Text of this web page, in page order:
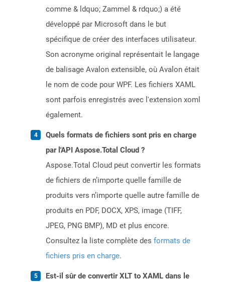
comme & ldquo; Zammel & rdquo;) a été
développé par Microsoft dans le but
spécifique de créer des interfaces utilisateur.
Son acronyme original représentait le langage
de balisage Avalon extensible, où Avalon était
le nom de code pour WPF. Les fichiers XAML
sont parfois enregistrés avec l'extension xoml
également.
Quels formats de fichiers sont pris en charge
par l'API Aspose.Total Cloud ?
Aspose.Total Cloud peut convertir les formats
de fichiers de n’importe quelle famille de
produits vers n’importe quelle autre famille de
produits en PDF, DOCX, XPS, image (TIFF,
JPEG, PNG BMP), MD et plus encore.
Consultez la liste complète des formats de
fichiers pris en charge.
Est-il sûr de convertir XLT to XAML dans le